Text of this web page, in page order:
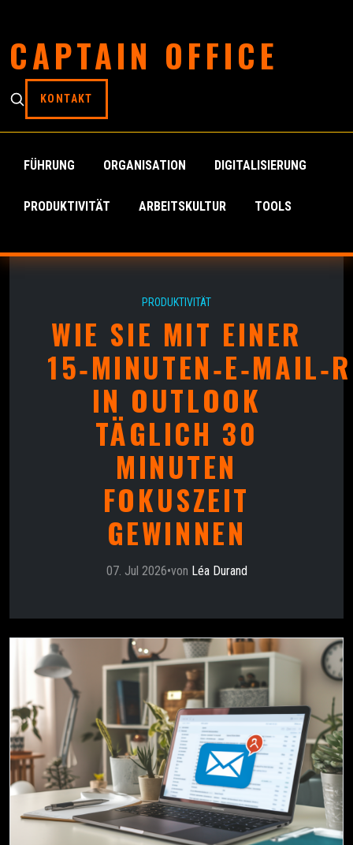
CAPTAIN OFFICE
KONTAKT
FÜHRUNG ORGANISATION DIGITALISIERUNG
PRODUKTIVITÄT ARBEITSKULTUR TOOLS
PRODUKTIVITÄT
WIE SIE MIT EINER
IN OUTLOOK
TÄGLICH 30
MINUTEN
FOKUSZEIT
GEWINNEN
07. Jul 2026•von Léa Durand